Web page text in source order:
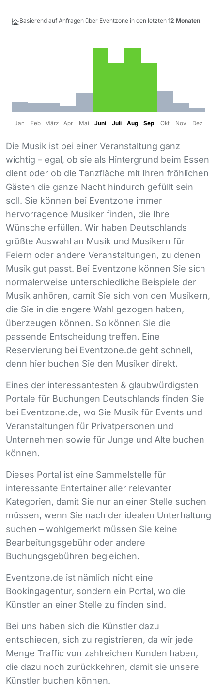
Basierend auf Anfragen über Eventzone in den letzten 12 Monaten.
Jan Feb März Apr Mai Juni Juli Aug Sep Okt Nov Dez
Die Musik ist bei einer Veranstaltung ganz
wichtig – egal, ob sie als Hintergrund beim Essen
dient oder ob die Tanzfläche mit Ihren fröhlichen
Gästen die ganze Nacht hindurch gefüllt sein
soll. Sie können bei Eventzone immer
hervorragende Musiker finden, die Ihre
Wünsche erfüllen. Wir haben Deutschlands
größte Auswahl an Musik und Musikern für
Feiern oder andere Veranstaltungen, zu denen
Musik gut passt. Bei Eventzone können Sie sich
normalerweise unterschiedliche Beispiele der
Musik anhören, damit Sie sich von den Musikern,
die Sie in die engere Wahl gezogen haben,
überzeugen können. So können Sie die
passende Entscheidung treffen. Eine
Reservierung bei Eventzone.de geht schnell,
denn hier buchen Sie den Musiker direkt.
Eines der interessantesten & glaubwürdigsten
Portale für Buchungen Deutschlands finden Sie
bei Eventzone.de, wo Sie Musik für Events und
Veranstaltungen für Privatpersonen und
Unternehmen sowie für Junge und Alte buchen
können.
Dieses Portal ist eine Sammelstelle für
interessante Entertainer aller relevanter
Kategorien, damit Sie nur an einer Stelle suchen
müssen, wenn Sie nach der idealen Unterhaltung
suchen – wohlgemerkt müssen Sie keine
Bearbeitungsgebühr oder andere
Buchungsgebühren begleichen.
Eventzone.de ist nämlich nicht eine
Bookingagentur, sondern ein Portal, wo die
Künstler an einer Stelle zu finden sind.
Bei uns haben sich die Künstler dazu
entschieden, sich zu registrieren, da wir jede
Menge Traffic von zahlreichen Kunden haben,
die dazu noch zurückkehren, damit sie unsere
Künstler buchen können.